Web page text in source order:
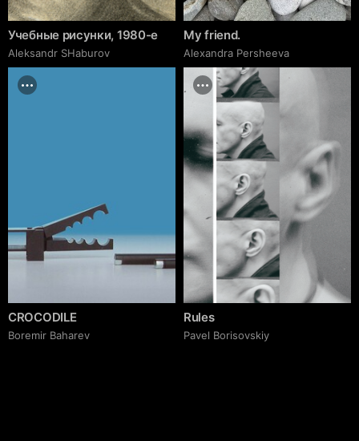
Учебные рисунки, 1980-е
Аleksandr SHaburov
My friend.
Alexandra Persheeva
CROCODILE
Boremir Baharev
Rules
Pavel Borisovskiy